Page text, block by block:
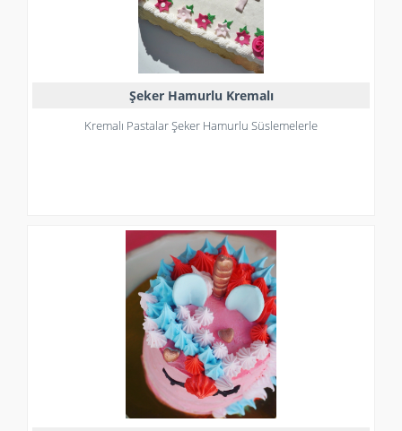
Şeker Hamurlu Kremalı
Kremalı Pastalar Şeker Hamurlu Süslemelerle